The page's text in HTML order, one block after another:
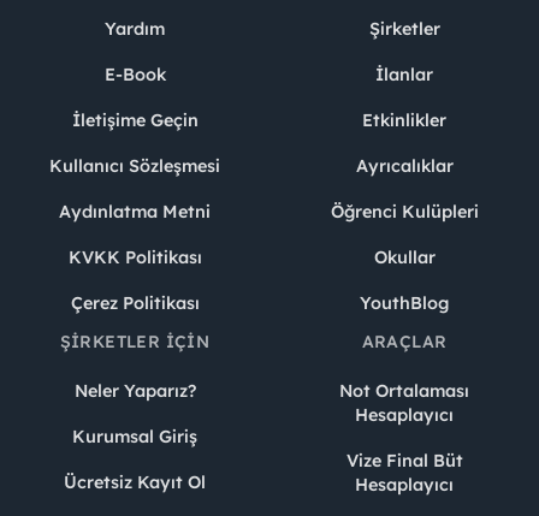
Yardım
E-Book
İletişime Geçin
Kullanıcı Sözleşmesi
Aydınlatma Metni
KVKK Politikası
Çerez Politikası
Şirketler
İlanlar
Etkinlikler
Ayrıcalıklar
Öğrenci Kulüpleri
Okullar
YouthBlog
ŞIRKETLER İÇIN
Neler Yaparız?
Kurumsal Giriş
Ücretsiz Kayıt Ol
ARAÇLAR
Not Ortalaması
Hesaplayıcı
Vize Final Büt
Hesaplayıcı